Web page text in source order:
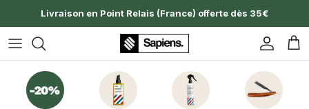
Livraison en Point Relais (France) offerte dès 35€
Compte